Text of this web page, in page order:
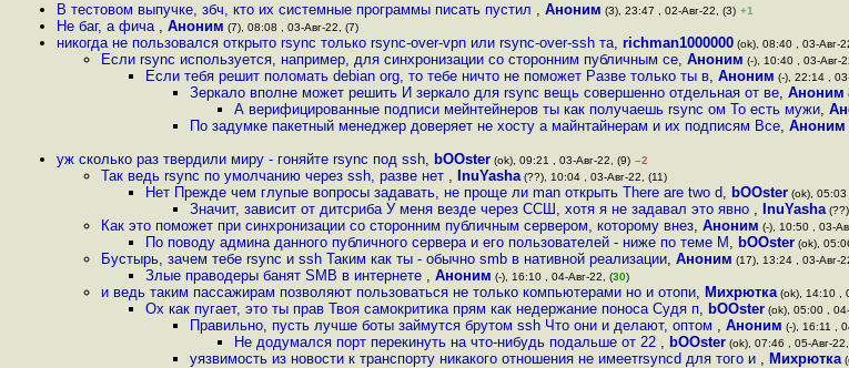
В тестовом выпучке, збч, кто их системные программы писать пустил , Аноним (3), 23:47 , 02-Авг-22, (3) +1
Не баг, а фича , Аноним (7), 08:08 , 03-Авг-22, (7)
никогда не пользовался открыто rsync только rsync-over-vpn или rsync-over-ssh та, richman1000000 (ok), 08:40 , 03-Авг-
Если rsync используется, например, для синхронизации со сторонним публичным се, Аноним (-), 10:40 , 03-Авг-
Если тебя решит поломать debian org, то тебе ничто не поможет Разве только ты в, Аноним (-), 22:14 ,
Зеркало вполне может решить И зеркало для rsync вещь совершенно отдельная от ве, Аноним
А верифицированные подписи мейнтейнеров ты как получаешь rsync ом То есть мужи,
По задумке пакетный менеджер доверяет не хосту а майнтайнерам и их подписям Все, Аноним
уж сколько раз твердили миру - гоняйте rsync под ssh, bOOster (ok), 09:21 , 03-Авг-22, (9) –2
Так ведь rsync по умолчанию через ssh, разве нет , InuYasha (??), 10:04 , 03-Авг-22, (11)
Нет Прежде чем глупые вопросы задавать, не проще ли man открыть There are two d, bOOster (ok), 05:03
Значит, зависит от дитсриба У меня везде через ССШ, хотя я не задавал это явно , InuYasha
Как это поможет при синхронизации со сторонним публичным сервером, которому внез, Аноним (-), 10:50 , 03-
По поводу админа данного публичного сервера и его пользователей - ниже по теме М , bOOster (ok),
Бустырь, зачем тебе rsync и ssh Таким как ты - обычно smb в нативной реализации, Аноним (17), 13:24 , 03-Авг-
Злые праводеры банят SMB в интернете , Аноним (-), 16:10 , 04-Авг-22, (30)
и ведь таким пассажирам позволяют пользоваться не только компьютерами но и отопи, Михрютка (ok), 14:10 ,
Ох как пугает, это ты прав Твоя самокритика прям как недержание поноса Судя п, bOOster (ok), 05:00 ,
Правильно, пусть лучше боты займутся брутом ssh Что они и делают, оптом , Аноним (-), 16:11 ,
Не додумался порт перекинуть на что-нибудь подальше от 22 , bOOster (ok), 07:46 , 05-Авг-
уязвимость из новости к транспорту никакого отношения не имеетrsyncd для того и , Михрютка